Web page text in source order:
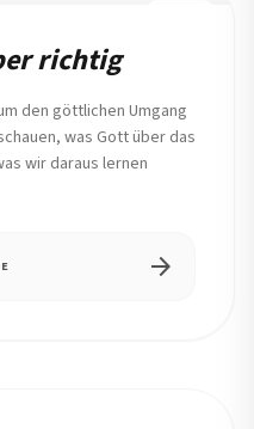
richtig
den göttlichen Umgang
was Gott über das
wir daraus lernen
arrow_forward